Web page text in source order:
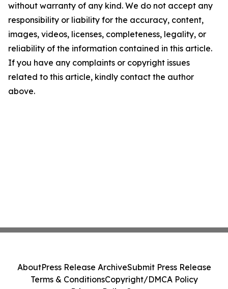
without warranty of any kind. We do not accept any
responsibility or liability for the accuracy, content,
images, videos, licenses, completeness, legality, or
reliability of the information contained in this article.
If you have any complaints or copyright issues
related to this article, kindly contact the author
above.
AboutPress Release ArchiveSubmit Press Release
Terms & ConditionsCopyright/DMCA Policy